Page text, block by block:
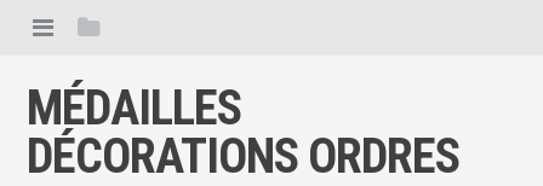
MÉDAILLES
DÉCORATIONS ORDRES